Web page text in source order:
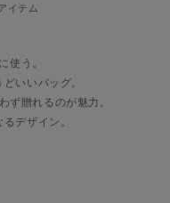
イテム
使う。
いいバッグ。
ず贈れるのが魅力。
デザイン。